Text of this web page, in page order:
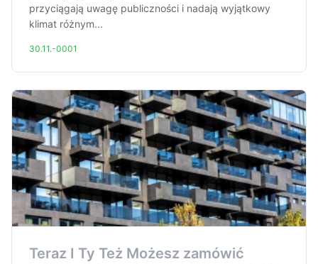
przyciągają uwagę publiczności i nadają wyjątkowy
klimat różnym...
30.11.-0001
Teraz I Ty Też Możesz zamówić